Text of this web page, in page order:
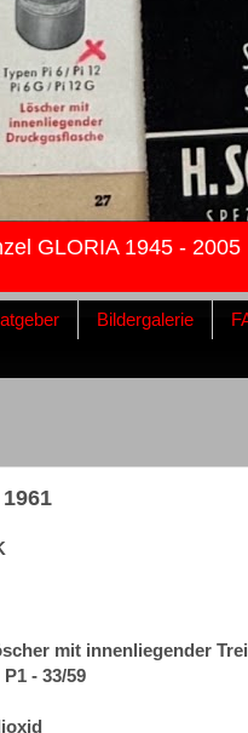
GLORIA 1945 - 2005
Bildergalerie
mit innenliegender
- 33/59